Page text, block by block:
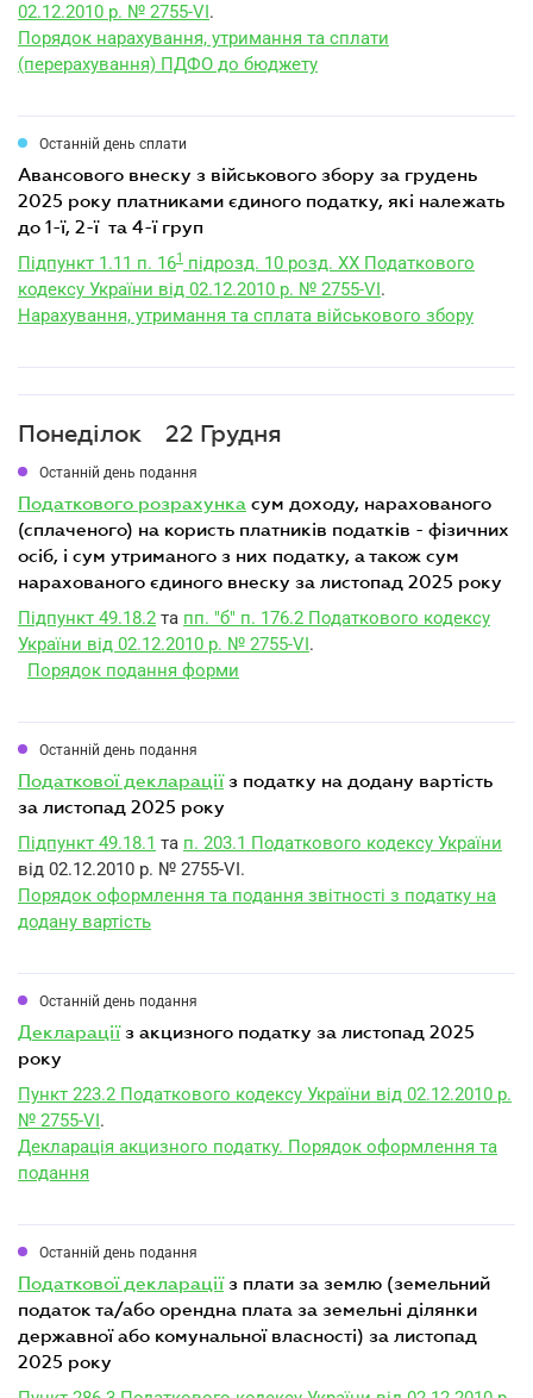
02.12.2010 р. № 2755-VI.
Порядок нарахування, утримання та сплати
(перерахування) ПДФО до бюджету
Останній день сплати
авансового внеску з військового збору за грудень
2025 року платниками єдиного податку, які належать
до 1-ї, 2-ї та 4-ї груп
Підпункт 1.11 п. 161
підрозд. 10 розд. XX Податкового
кодексу України від 02.12.2010 р. № 2755-VI.
Нарахування, утримання та сплата військового збору
Понеділок 22 Грудня
Останній день подання
податкового розрахунка сум доходу, нарахованого
(сплаченого) на користь платників податків - фізичних
осіб, і сум утриманого з них податку, а також сум
нарахованого єдиного внеску за листопад 2025 року
Підпункт 49.18.2 та пп. "б" п. 176.2 Податкового кодексу
України від 02.12.2010 р. № 2755-VI.
Порядок подання форми
Останній день подання
податкової декларації з податку на додану вартість
за листопад 2025 року
Підпункт 49.18.1 та п. 203.1 Податкового кодексу України
від 02.12.2010 р. № 2755-VI.
Порядок оформлення та подання звітності з податку на
додану вартість
Останній день подання
декларації з акцизного податку за листопад 2025
року
Пункт 223.2 Податкового кодексу України від 02.12.2010 р.
№ 2755-VI.
Декларація акцизного податку. Порядок оформлення та
подання
Останній день подання
податкової декларації з плати за землю (земельний
податок та/або орендна плата за земельні ділянки
державної або комунальної власності) за листопад
2025 року